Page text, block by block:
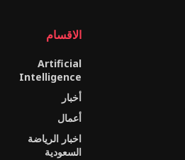
الاقسام
Artificial
Intelligence
أخبار
أعمال
اخبار الرياضة
السعودية